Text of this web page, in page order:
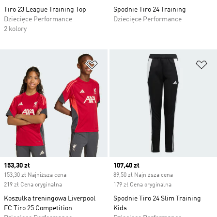
Tiro 23 League Training Top
Dziecięce Performance
2 kolory
Spodnie Tiro 24 Training
Dziecięce Performance
Dodaj do listy życzeń
Current price
153,30 zł
153,30 zł Najniższa cena
219 zł Cena oryginalna
Koszulka treningowa Liverpool
FC Tiro 25 Competition
Current price
107,40 zł
89,50 zł Najniższa cena
179 zł Cena oryginalna
Spodnie Tiro 24 Slim Training
Kids